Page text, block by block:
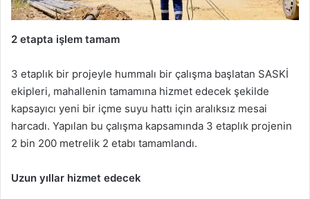
2 etapta işlem tamam
3 etaplık bir projeyle hummalı bir çalışma başlatan SASKİ
ekipleri, mahallenin tamamına hizmet edecek şekilde
kapsayıcı yeni bir içme suyu hattı için aralıksız mesai
harcadı. Yapılan bu çalışma kapsamında 3 etaplık projenin
2 bin 200 metrelik 2 etabı tamamlandı.
Uzun yıllar hizmet edecek